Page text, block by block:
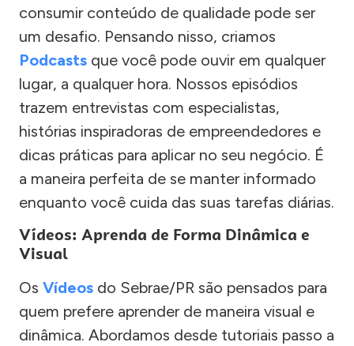
consumir conteúdo de qualidade pode ser
um desafio. Pensando nisso, criamos
Podcasts que você pode ouvir em qualquer
lugar, a qualquer hora. Nossos episódios
trazem entrevistas com especialistas,
histórias inspiradoras de empreendedores e
dicas práticas para aplicar no seu negócio. É
a maneira perfeita de se manter informado
enquanto você cuida das suas tarefas diárias.
Vídeos: Aprenda de Forma Dinâmica e
Visual
Os Vídeos do Sebrae/PR são pensados para
quem prefere aprender de maneira visual e
dinâmica. Abordamos desde tutoriais passo a